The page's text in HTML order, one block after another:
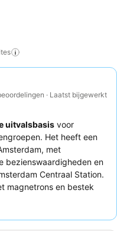
· Laatst bijgewerkt
uitvalsbasis voor
Het heeft een
met
bezienswaardigheden en
Centraal Station.
magnetrons en bestek
met populaire items